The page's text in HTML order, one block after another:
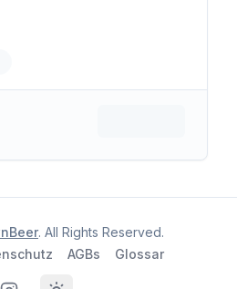
. All Rights Reserved.
AGBs Glossar